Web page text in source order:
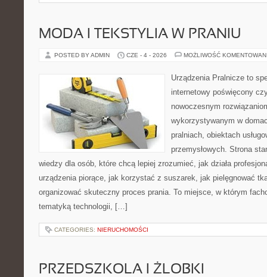
MODA I TEKSTYLIA W PRANIU
POSTED BY ADMIN CZE - 4 - 2026 MOŻLIWOŚĆ
Urządzenia Pralnicze to
internetowy poświęcony
nowoczesnym
wykorzystywanym w
pralniach, obiektach
przemysłowych. Strona
wiedzy dla osób, które chcą lepiej zrozumieć, jak działa
urządzenia piorące, jak korzystać z suszarek, jak pielęgnować
organizować skuteczny proces prania. To miejsce, w którym
tematyką technologii, […]
CATEGORIES: NIERUCHOMOŚCI
PRZEDSZKOLA I ŻLOBKI